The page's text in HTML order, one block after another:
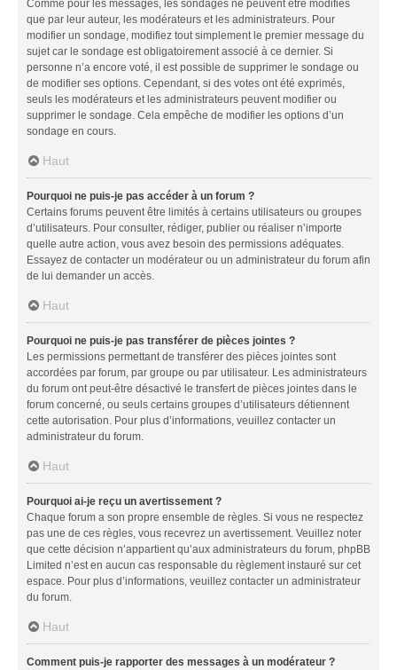
Comme pour les messages, les sondages ne peuvent être modifiés
que par leur auteur, les modérateurs et les administrateurs. Pour
modifier un sondage, modifiez tout simplement le premier message du
sujet car le sondage est obligatoirement associé à ce dernier. Si
personne n’a encore voté, il est possible de supprimer le sondage ou
de modifier ses options. Cependant, si des votes ont été exprimés,
seuls les modérateurs et les administrateurs peuvent modifier ou
supprimer le sondage. Cela empêche de modifier les options d’un
sondage en cours.
Haut
Pourquoi ne puis-je pas accéder à un forum ?
Certains forums peuvent être limités à certains utilisateurs ou groupes
d’utilisateurs. Pour consulter, rédiger, publier ou réaliser n’importe
quelle autre action, vous avez besoin des permissions adéquates.
Essayez de contacter un modérateur ou un administrateur du forum afin
de lui demander un accès.
Haut
Pourquoi ne puis-je pas transférer de pièces jointes ?
Les permissions permettant de transférer des pièces jointes sont
accordées par forum, par groupe ou par utilisateur. Les administrateurs
du forum ont peut-être désactivé le transfert de pièces jointes dans le
forum concerné, ou seuls certains groupes d’utilisateurs détiennent
cette autorisation. Pour plus d’informations, veuillez contacter un
administrateur du forum.
Haut
Pourquoi ai-je reçu un avertissement ?
Chaque forum a son propre ensemble de règles. Si vous ne respectez
pas une de ces règles, vous recevrez un avertissement. Veuillez noter
que cette décision n’appartient qu’aux administrateurs du forum, phpBB
Limited n’est en aucun cas responsable du règlement instauré sur cet
espace. Pour plus d’informations, veuillez contacter un administrateur
du forum.
Haut
Comment puis-je rapporter des messages à un modérateur ?